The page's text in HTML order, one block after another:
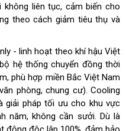
liên tục, cảm biến cho
theo cách giảm tiêu thụ và
- linh hoạt theo khí hậu Việt
hệ thống chuyển đồng thời
phù hợp miền Bắc Việt Nam
phòng, chung cư). Cooling
giải pháp tối ưu cho khu vực
năm, không cần sưởi. Dù là